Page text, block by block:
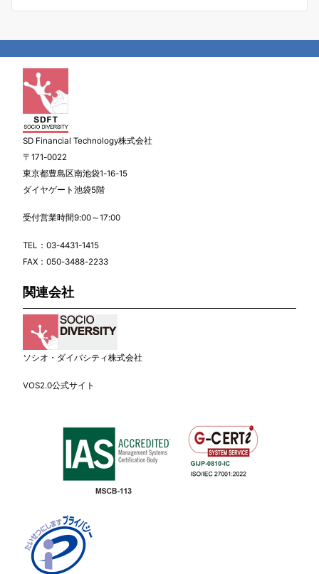
SD Financial Technology株式会社
〒171-0022
東京都豊島区南池袋1-16-15
ダイヤゲート池袋5階
受付営業時間9:00～17:00
TEL： 03-4431-1415
FAX：050-3488-2233
関連会社
ソシオ・ダイバシティ株式会社
VOS2.0公式サイト